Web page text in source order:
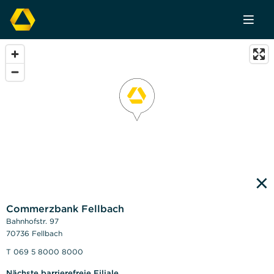
×
Commerzbank Fellbach
Bahnhofstr. 97
70736 Fellbach
T 069 5 8000 8000